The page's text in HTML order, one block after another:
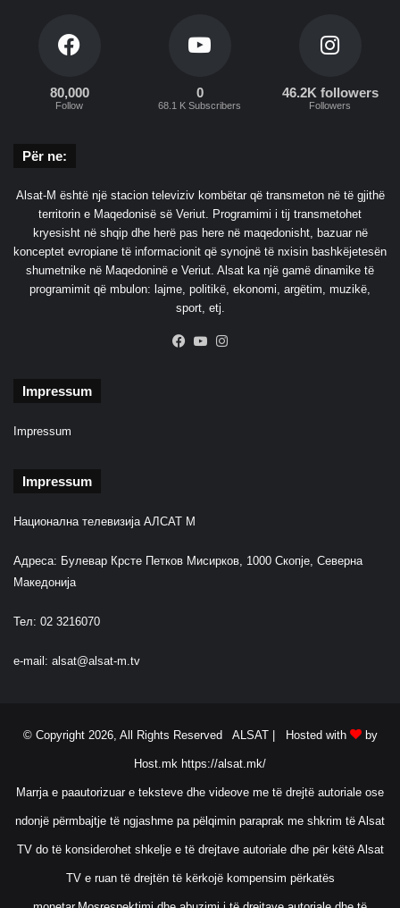
80,000
Follow
0
68.1 K Subscribers
46.2K followers
Followers
Për ne:
Alsat-M është një stacion televiziv kombëtar që transmeton në të gjithë
territorin e Maqedonisë së Veriut. Programimi i tij transmetohet
kryesisht në shqip dhe herë pas here në maqedonisht, bazuar në
konceptet evropiane të informacionit që synojnë të nxisin bashkëjetesën
shumetnike në Maqedoninë e Veriut. Alsat ka një gamë dinamike të
programimit që mbulon: lajme, politikë, ekonomi, argëtim, muzikë,
sport, etj.
Facebook
YouTube
Impressum
Impressum
Impressum
Национална телевизија АЛСАТ М
Адреса: Булевар Крсте Петков Мисирков, 1000 Скопје, Северна
Македонија
Тел: 02 3216070
e-mail: alsat@alsat-m.tv
© Copyright 2026, All Rights Reserved ALSAT | Hosted with by
Host.mk https://alsat.mk/
Marrja e paautorizuar e teksteve dhe videove me të drejtë autoriale ose
ndonjë përmbajtje të ngjashme pa pëlqimin paraprak me shkrim të Alsat
TV do të konsiderohet shkelje e të drejtave autoriale dhe për këtë Alsat
TV e ruan të drejtën të kërkojë kompensim përkatës